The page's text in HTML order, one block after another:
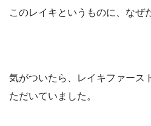
このレイキというものに、なぜ
気がついたら、レイキファース
ただいていました。